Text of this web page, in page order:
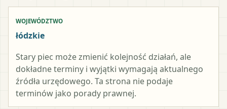
WOJEWÓDZTWO
łódzkie
Stary piec może zmienić kolejność działań, ale
dokładne terminy i wyjątki wymagają aktualnego
źródła urzędowego. Ta strona nie podaje
terminów jako porady prawnej.